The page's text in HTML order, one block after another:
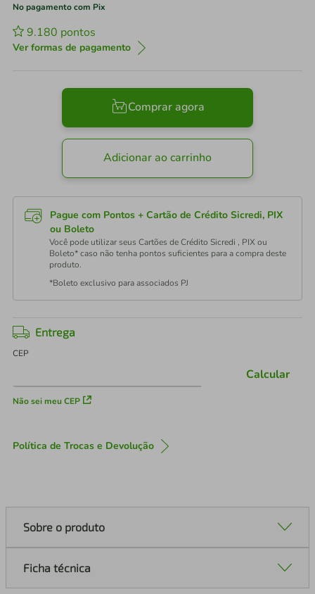
No pagamento com Pix
9.180 pontos
Ver formas de pagamento
Comprar agora
Adicionar ao carrinho
Pague com Pontos + Cartão de Crédito Sicredi, PIX
ou Boleto
Você pode utilizar seus Cartões de Crédito Sicredi , PIX ou
Boleto* caso não tenha pontos suficientes para a compra deste
produto.
*Boleto exclusivo para associados PJ
Entrega
CEP
Não sei meu CEP
Calcular
Política de Trocas e Devolução
Sobre o produto
Ficha técnica